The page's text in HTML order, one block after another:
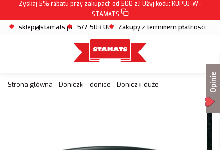
Zyskaj 5% rabatu przy zakupach od 500 zł! Użyj kodu: KUPUJ-W-
STAMATS
sklep@stamats.pl 577 503 007 Zakupy z terminem płatności
Strona główna Doniczki - donice Doniczki duże Opinie